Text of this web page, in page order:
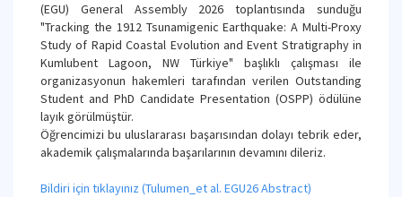
(EGU) General Assembly 2026 toplantısında sunduğu
"Tracking the 1912 Tsunamigenic Earthquake: A Multi-Proxy
Study of Rapid Coastal Evolution and Event Stratigraphy in
Kumlubent Lagoon, NW Türkiye" başlıklı çalışması ile
organizasyonun hakemleri tarafından verilen Outstanding
Student and PhD Candidate Presentation (OSPP) ödülüne
layık görülmüştür.
Öğrencimizi bu uluslararası başarısından dolayı tebrik eder,
akademik çalışmalarında başarılarının devamını dileriz.
Bildiri için tıklayınız (Tulumen_et al. EGU26 Abstract)